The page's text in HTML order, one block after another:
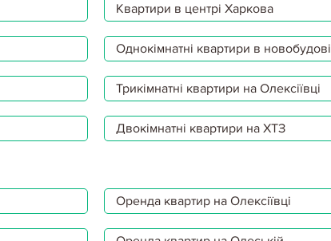
Квартири в центрі Харкова
Однокімнатні квартири в новобудові
Трикімнатні квартири на Олексіївці
Двокімнатні квартири на ХТЗ
Оренда квартир на Олексіївці